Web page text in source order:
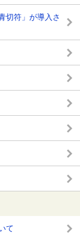
切符」が導入さ
て